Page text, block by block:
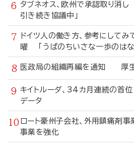
タブネオス、欧州で承認取り消
引き続き協議中」
ドイツ人の働き方、参考にし
曜 「うぱのちいさな一歩のはな
医政局の組織再編を通知 厚生
キイトルーダ、34カ月連続の首
データ
ロート豪州子会社、外用鎮痛剤
事業を強化